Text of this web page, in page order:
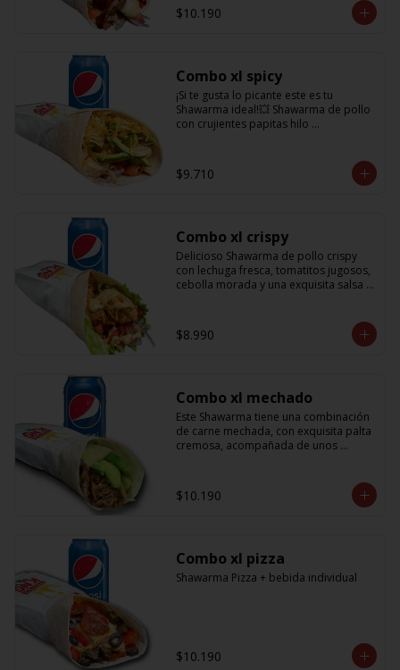
salsa BBQ y obvio no puede faltar la
bebida de 350cc para acompañarlo!
$10.190
Combo xl spicy
¡Si te gusta lo picante este es tu
Shawarma ideal!💥 Shawarma de pollo
con crujientes papitas hilo
(picante) + Bebida refrescante de
350cc PD: Si te gusta el doble de
$9.710
Combo xl crispy
Delicioso Shawarma de pollo crispy
con lechuga fresca, tomatitos jugosos,
cebolla morada y una exquisita salsa
$8.990
Combo xl mechado
Este Shawarma tiene una combinación
de carne mechada, con exquisita palta
cremosa, acompañada de unos
salsa imperdible de cilantro! Sabores
que te harán subir al cielo y bajar por
$10.190
Combo xl pizza
Shawarma Pizza + bebida individual
$10.190